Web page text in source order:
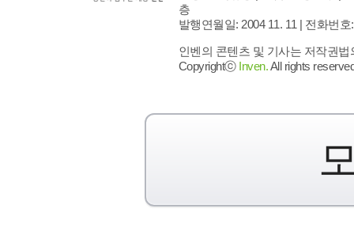
층
발행연월일: 2004 11. 11 | 전화번호
인벤의 콘텐츠 및 기사는 저작권
Copyrightⓒ Inven.All rights